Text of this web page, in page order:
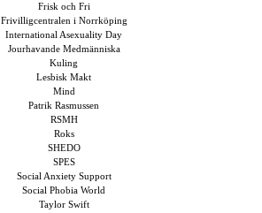
Frisk och Fri
Frivilligcentralen i Norrköping
International Asexuality Day
Jourhavande Medmänniska
Kuling
Lesbisk Makt
Mind
Patrik Rasmussen
RSMH
Roks
SHEDO
SPES
Social Anxiety Support
Social Phobia World
Taylor Swift